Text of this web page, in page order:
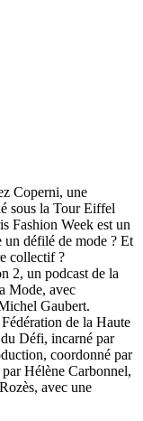
Coperni, une
sous la Tour Eiffel
Fashion Week est un
un défilé de mode ? Et
collectif ?
2, un podcast de la
Mode, avec
Gaubert.
de la Haute
Défi, incarné par
coordonné par
Hélène Carbonnel,
avec une